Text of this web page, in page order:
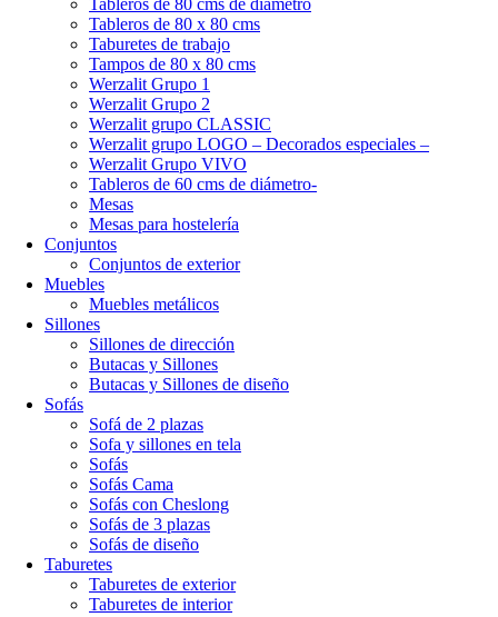
Tableros de 80 cms de diámetro
Tableros de 80 x 80 cms
Taburetes de trabajo
Tampos de 80 x 80 cms
Werzalit Grupo 1
Werzalit Grupo 2
Werzalit grupo CLASSIC
Werzalit grupo LOGO – Decorados especiales –
Werzalit Grupo VIVO
Tableros de 60 cms de diámetro-
Mesas
Mesas para hostelería
Conjuntos
Conjuntos de exterior
Muebles
Muebles metálicos
Sillones
Sillones de dirección
Butacas y Sillones
Butacas y Sillones de diseño
Sofás
Sofá de 2 plazas
Sofa y sillones en tela
Sofás
Sofás Cama
Sofás con Cheslong
Sofás de 3 plazas
Sofás de diseño
Taburetes
Taburetes de exterior
Taburetes de interior